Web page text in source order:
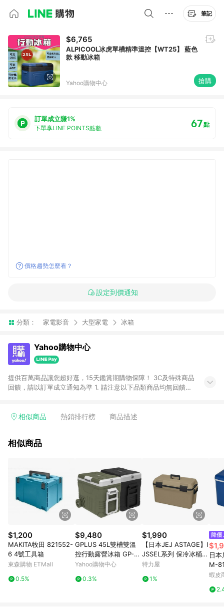
筆記
$6,765
ALPICOOL冰虎單槽精準溫控【WT25】 藍色
款 移動冰箱
Yahoo購物中心 搶購
訂單成立賺1%
下單享LINE POINTS點數 67點
價格趨勢怎麼看？
設定到價通知
分類： 家電影音 大型家電 冰箱
Yahoo購物中心
提供百萬商品讓您超好逛，15天鑑賞期購物保障！ 3C及特殊商品
回饋，請以訂單成立通知為準 1. 請注意以下品類商品均無回饋：
電玩/遊戲/相機/單眼/鏡頭/拍立得 [2024/6/1起適用] -內接硬
的購回饋活動享Yahoo超贈點回饋者 - 購物中心商店之商品：商
價券等虛擬貨幣折抵 4. 大宗採購或批發轉賣不具回饋資格： 如
有相關事證認定您為大宗採購、批發轉賣而非最終消費使用者，
相關認定以Yahoo購物中心之認定為準
相似商品 熱銷排行榜 商品描述
相似商品
$1,200
MAKITA牧田 821552-
6 4號工具箱
東森購物 ETMall
0.5%
$9,480
GPLUS 45L雙槽雙溫
控行動露營冰箱 GP-M
CR02
Yahoo購物中心
0.3%
$1,990
【日本JEJ ASTAGE】I
JSSEL系列 保冷冰桶3
5L 棕
特力屋
1%
日
M-
溫/
蝦皮